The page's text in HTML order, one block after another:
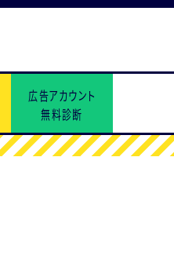
広告アカウント
無料診断